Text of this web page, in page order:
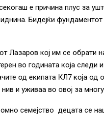
е причина плус за
Бидејќи
Лазаров кој им се обрати
во годината која следи
од екипата КЛ7 која
и уживаа во овој за
семејство децата се